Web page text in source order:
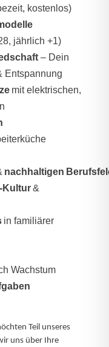
kostenlos)
jährlich +1)
– Dein
Entspannung
mit elektrischen,
nachhaltigen
Kultur&
in familiärer
Wachstum
Teil unseres
uns über Ihre